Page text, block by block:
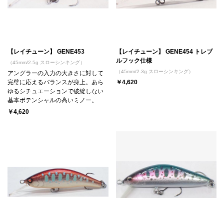
【レイチューン】 GENE453
（45mm/2.5g スローシンキング）
アングラーの入力の大きさに対して
完璧に応えるバランスが身上。あら
ゆるシチュエーションで破綻しない
基本ポテンシャルの高いミノー。
￥4,620
【レイチューン】 GENE454 トレブ
ルフック仕様
（45mm/2.3g スローシンキング）
￥4,620